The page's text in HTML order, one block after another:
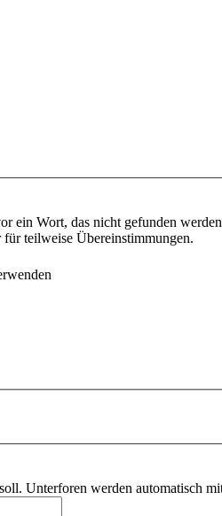
ein Wort, das nicht gefunden
teilweise Übereinstimmungen.
Unterforen werden automatisch